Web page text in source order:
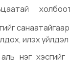
илэх үйлдэл
нэг